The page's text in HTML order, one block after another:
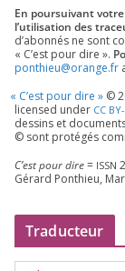
En pour­sui­vant
l’utilisation des
d’a­bon­nés ne sont
« C’est pour dire ».
ponthieu@​orange.​fr
« C’est pour dire » ©
licen­sed under CC
des­sins et
© sont pro­té­gés
C’est pour dire= ISSN
Gérard Ponthieu,
Traducteur